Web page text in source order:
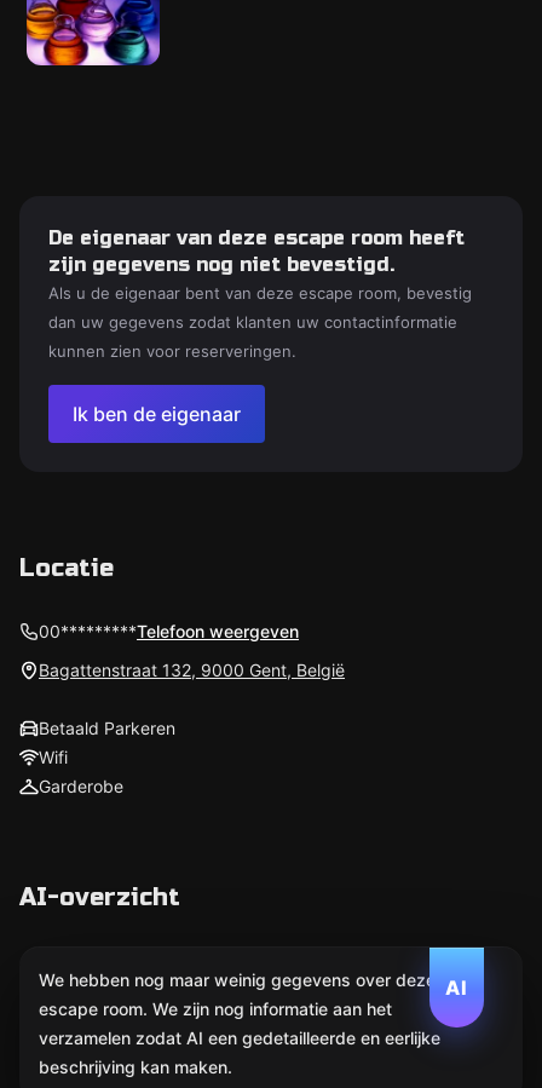
De eigenaar van deze escape room heeft
zijn gegevens nog niet bevestigd.
Als u de eigenaar bent van deze escape room, bevestig
dan uw gegevens zodat klanten uw contactinformatie
kunnen zien voor reserveringen.
Ik ben de eigenaar
Locatie
00*********Telefoon weergeven
Bagattenstraat 132, 9000 Gent, België
Betaald Parkeren
Wifi
Garderobe
AI-overzicht
AI
We hebben nog maar weinig gegevens over deze
escape room. We zijn nog informatie aan het
verzamelen zodat AI een gedetailleerde en eerlijke
beschrijving kan maken.